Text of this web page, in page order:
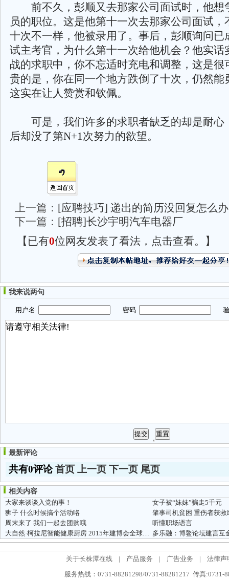
前不久，彭顺又去那家公司面试时，他想
员的职位。这是他第十一次去那家公司面试，
十次不一样，他被录用了。事后，彭顺询问已
试主考官，为什么第十一次给他机会？他实话
战的求职中，你不忘适时充电和调整，这是很
贵的是，你在同一个地方跌倒了十次，仍然能
这实在让人赞赏和钦佩。
可是，我们许多的求职者缺乏的却是耐心
后却没了第N+1次努力的欲望。
上一篇： [应聘技巧] 递出的简历没回复怎么办
下一篇： [招聘]长沙宇明汽车电器厂
【已有0位网友发表了看法，点击查看。】
我来说两句
用户名 密码 验
最新评论
共有0评论首页 上一页 下一页 尾页
相关内容
大家来谈谈入党的事！
女子被“妹妹”骗走5千元
狮子 什么时候搞个活动咯
肇事司机贫困 重伤者获救
周末来了 我们一起去团购哦
听懂职场语言
大自然·柯拉尼智能健康厨房 2015年建博会全球首发 多乐融：博鳌论坛建言互
关于长株潭在线 | 产品服务 | 广告业务 |
法律声
服务热线：0731-88281298/0731-88281217 传真:0731-